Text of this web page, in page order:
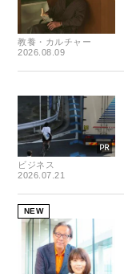
教養・カルチャー
2026.08.09
ビジネス
2026.07.21
NEW